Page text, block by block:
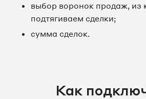
выбор воронок продаж, из
подтягиваем сделки;
сумма сделок.
Как